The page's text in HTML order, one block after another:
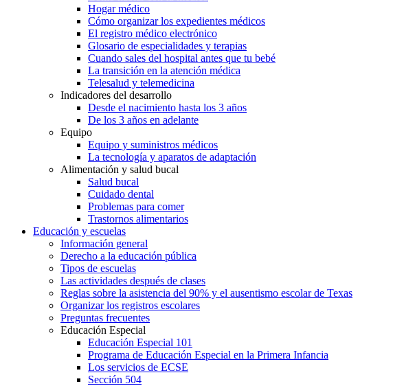
Hogar médico
Cómo organizar los expedientes médicos
El registro médico electrónico
Glosario de especialidades y terapias
Cuando sales del hospital antes que tu bebé
La transición en la atención médica
Telesalud y telemedicina
Indicadores del desarrollo
Desde el nacimiento hasta los 3 años
De los 3 años en adelante
Equipo
Equipo y suministros médicos
La tecnología y aparatos de adaptación
Alimentación y salud bucal
Salud bucal
Cuidado dental
Problemas para comer
Trastornos alimentarios
Educación y escuelas
Información general
Derecho a la educación pública
Tipos de escuelas
Las actividades después de clases
Reglas sobre la asistencia del 90% y el ausentismo escolar de Texas
Organizar los registros escolares
Preguntas frecuentes
Educación Especial
Educación Especial 101
Programa de Educación Especial en la Primera Infancia
Los servicios de ECSE
Sección 504